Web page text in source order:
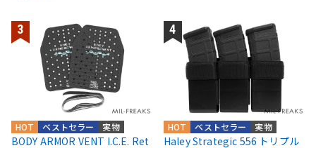
実物
ベストセラー
HOT
BODY ARMOR VENT I.C.E. Ret
実物
ベストセラー
HOT
Haley Strategic 556 トリプル